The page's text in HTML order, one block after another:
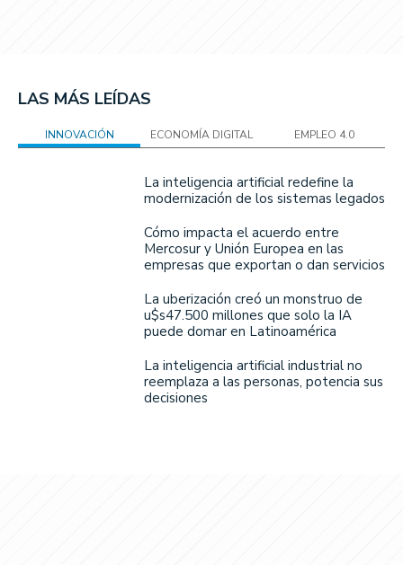
LAS MÁS LEÍDAS
INNOVACIÓN ECONOMÍA DIGITAL EMPLEO 4.0
La inteligencia artificial redefine la
modernización de los sistemas legados
Cómo impacta el acuerdo entre
Mercosur y Unión Europea en las
empresas que exportan o dan servicios
La uberización creó un monstruo de
u$s47.500 millones que solo la IA
puede domar en Latinoamérica
La inteligencia artificial industrial no
reemplaza a las personas, potencia sus
decisiones